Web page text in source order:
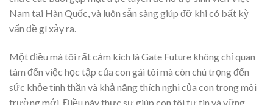
Nam tại Hàn Quốc, và luôn sẵn sàng giúp đỡ khi có bất kỳ
vấn đề gì xảy ra.
Một điều mà tôi rất cảm kích là Gate Future không chỉ quan
tâm đến việc học tập của con gái tôi mà còn chú trọng đến
sức khỏe tinh thần và khả năng thích nghi của con trong môi
trường mới. Điều này thực sự giúp con tôi tự tin và vững